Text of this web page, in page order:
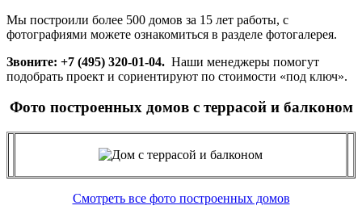
Мы построили более 500 домов за 15 лет работы, с
фотографиями можете ознакомиться в разделе фотогалерея.
Звоните: +7 (495) 320-01-04. Наши менеджеры помогут
подобрать проект и сориентируют по стоимости «под ключ».
Фото построенных домов с террасой и балконом
Смотреть все фото построенных домов